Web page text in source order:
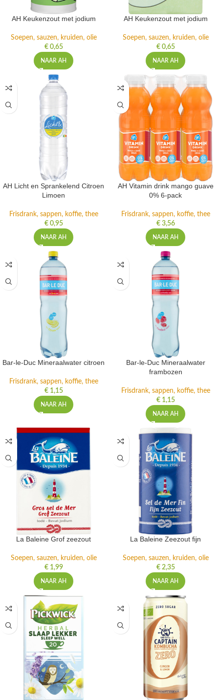
AH Keukenzout met jodium
Soepen, sauzen, kruiden, olie
€0,65
NAAR AH
AH Keukenzout met jodium
Soepen, sauzen, kruiden, olie
€0,65
NAAR AH
AH Licht en Sprankelend Citroen
Limoen
Frisdrank, sappen, koffie, thee
€0,95
NAAR AH
AH Vitamin drink mango guave
0% 6-pack
Frisdrank, sappen, koffie, thee
€3,56
NAAR AH
Bar-le-Duc Mineraalwater citroen
Frisdrank, sappen, koffie, thee
€1,15
NAAR AH
Bar-le-Duc Mineraalwater
frambozen
Frisdrank, sappen, koffie, thee
€1,15
NAAR AH
La Baleine Grof zeezout
Soepen, sauzen, kruiden, olie
€1,99
NAAR AH
La Baleine Zeezout fijn
Soepen, sauzen, kruiden, olie
€2,35
NAAR AH